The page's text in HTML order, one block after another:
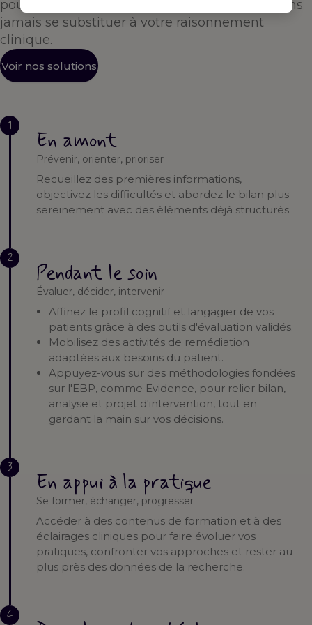
pour vous accompagner à chaque étape — sans
jamais se substituer à votre raisonnement
clinique.
Voir nos solutions
1
En amont
Prévenir, orienter, prioriser
Recueillez des premières informations,
objectivez les difficultés et abordez le bilan plus
sereinement avec des éléments déjà structurés.
2
Pendant le soin
Évaluer, décider, intervenir
Affinez le profil cognitif et langagier de vos
patients grâce à des outils d'évaluation validés.
Mobilisez des activités de remédiation
adaptées aux besoins du patient.
Appuyez-vous sur des méthodologies fondées
sur l'EBP, comme Evidence, pour relier bilan,
analyse et projet d'intervention, tout en
gardant la main sur vos décisions.
3
En appui à la pratique
Se former, échanger, progresser
Accéder à des contenus de formation et à des
éclairages cliniques pour faire évoluer vos
pratiques, confronter vos approches et rester au
plus près des données de la recherche.
4